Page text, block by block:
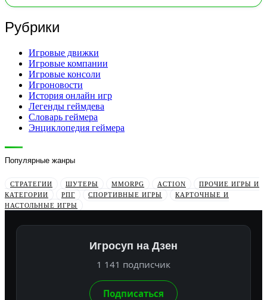
Рубрики
Игровые движки
Игровые компании
Игровые консоли
Игроновости
История онлайн игр
Легенды геймдева
Словарь геймера
Энциклопедия геймера
Популярные жанры
СТРАТЕГИИ ШУТЕРЫ MMORPG ACTION
ПРОЧИЕ ИГРЫ И
КАТЕГОРИИ
РПГ СПОРТИВНЫЕ ИГРЫ
КАРТОЧНЫЕ И
НАСТОЛЬНЫЕ ИГРЫ
Игросуп на Дзен
1 141 подписчик
Подписаться